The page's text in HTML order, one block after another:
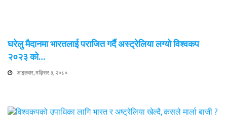
घरेलु मैदानमा भारतलाई पराजित गर्दै अस्ट्रेलिया लग्यो विश्वकप
२०२३ को…
आइतवार, मङ्सिर ३, २०८०